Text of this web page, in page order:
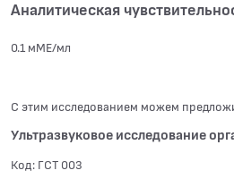
Аналитическая
0.1 мМЕ/мл
С этим исследованием можем
Ультразвуковое исследование
Код: ГСТ 003